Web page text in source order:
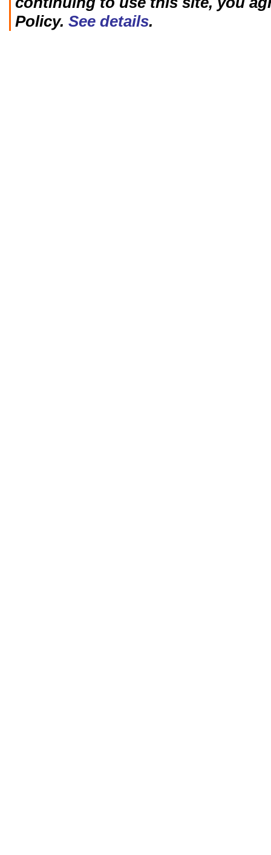
Policy. See details.